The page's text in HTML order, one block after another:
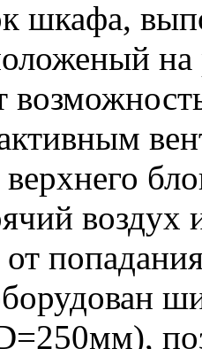
шкафа,